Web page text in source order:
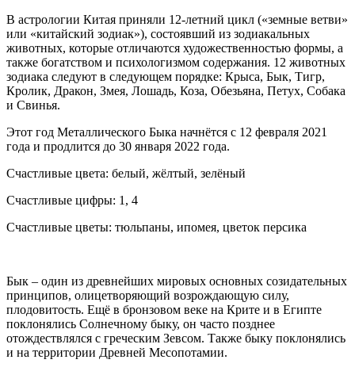
В астрологии Китая приняли 12-летний цикл («земные ветви»
или «китайский зодиак»), состоявший из зодиакальных
животных, которые отличаются художественностью формы, а
также богатством и психологизмом содержания. 12 животных
зодиака следуют в следующем порядке: Крыса, Бык, Тигр,
Кролик, Дракон, Змея, Лошадь, Коза, Обезьяна, Петух, Собака
и Свинья.
Этот год Металлического Быка начнётся с 12 февраля 2021
года и продлится до 30 января 2022 года.
Счастливые цвета: белый, жёлтый, зелёный
Счастливые цифры: 1, 4
Счастливые цветы: тюльпаны, ипомея, цветок персика
Бык – один из древнейших мировых основных созидательных
принципов, олицетворяющий возрождающую силу,
плодовитость. Ещё в бронзовом веке на Крите и в Египте
поклонялись Солнечному быку, он часто позднее
отождествлялся с греческим Зевсом. Также быку поклонялись
и на территории Древней Месопотамии.